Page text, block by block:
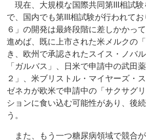
現在、大規模な国際共同第III相試験
で、国内でも第III相試験が行われてお
６」の開発は最終段階に差しかかっ
進めば、既に上市された米メルクの
き、欧州で承認されたスイス・ノバ
「ガルバス」、日米で申請中の武田
２」、米ブリストル・マイヤーズ・
ゼネカが欧米で申請中の「サクサグ
ションに食い込む可能性があり、後
う。
また、もう一つ糖尿病領域で競合